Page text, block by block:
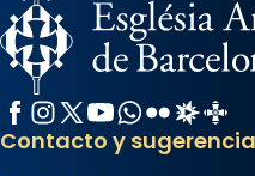
Facebook
Instagram
X / Twitter
YouTube
WhatsApp
FlickrRadio
Contacto y